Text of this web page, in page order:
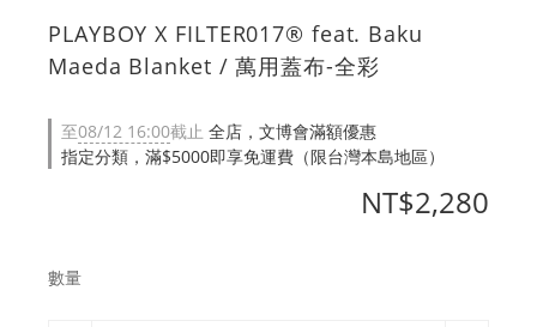
PLAYBOY X FILTER017® feat. Baku
Maeda Blanket / 萬用蓋布-全彩
至08/12 16:00截止 全店，文博會滿額優惠
指定分類，滿$5000即享免運費（限台灣本島地區）
NT$2,280
數量